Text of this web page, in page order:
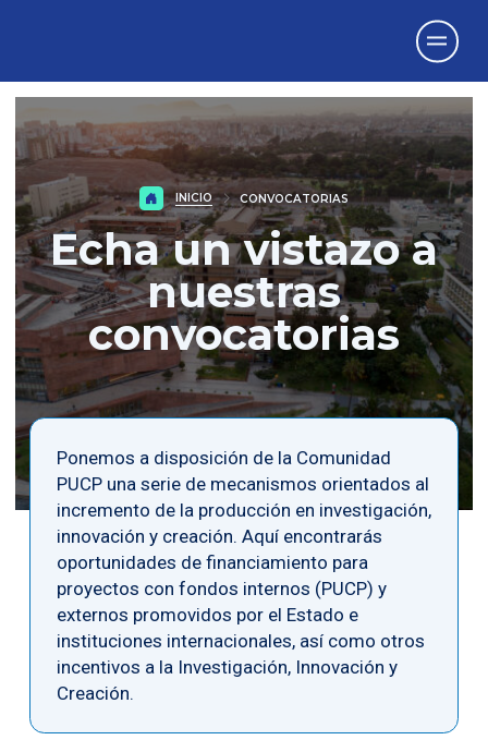
INICIO CONVOCATORIAS
Echa un vistazo a
nuestras
convocatorias
Ponemos a disposición de la Comunidad
PUCP una serie de mecanismos orientados al
incremento de la producción en investigación,
innovación y creación. Aquí encontrarás
oportunidades de financiamiento para
proyectos con fondos internos (PUCP) y
externos promovidos por el Estado e
instituciones internacionales, así como otros
incentivos a la Investigación, Innovación y
Creación.